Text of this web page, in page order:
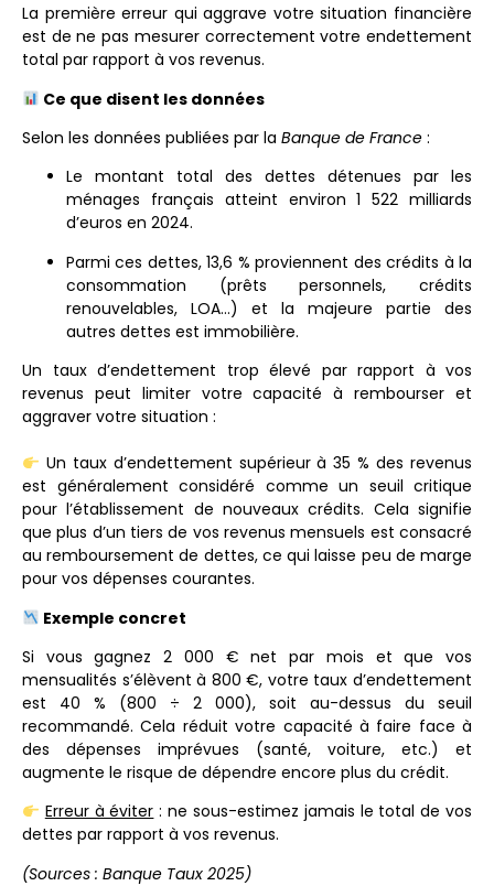
La première erreur qui aggrave votre situation financière
est de ne pas mesurer correctement votre endettement
total par rapport à vos revenus.
Ce que disent les données
Selon les données publiées par la Banque de France :
Le montant total des dettes détenues par les
ménages français atteint environ 1 522 milliards
d’euros en 2024.
Parmi ces dettes, 13,6 % proviennent des crédits à la
consommation (prêts personnels, crédits
renouvelables, LOA…) et la majeure partie des
autres dettes est immobilière.
Un taux d’endettement trop élevé par rapport à vos
revenus peut limiter votre capacité à rembourser et
aggraver votre situation :
Un taux d’endettement supérieur à 35 % des revenus
est généralement considéré comme un seuil critique
pour l’établissement de nouveaux crédits. Cela signifie
que plus d’un tiers de vos revenus mensuels est consacré
au remboursement de dettes, ce qui laisse peu de marge
pour vos dépenses courantes.
Exemple concret
Si vous gagnez 2 000 € net par mois et que vos
mensualités s’élèvent à 800 €, votre taux d’endettement
est 40 % (800 ÷ 2 000), soit au-dessus du seuil
recommandé. Cela réduit votre capacité à faire face à
des dépenses imprévues (santé, voiture, etc.) et
augmente le risque de dépendre encore plus du crédit.
Erreur à éviter : ne sous-estimez jamais le total de vos
dettes par rapport à vos revenus.
(Sources : Banque Taux 2025)